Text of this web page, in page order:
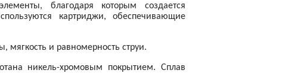
благодаря которым создается
картриджи, обеспечивающие
мягкость и равномерность струи.
никель-хромовым покрытием. Сплав